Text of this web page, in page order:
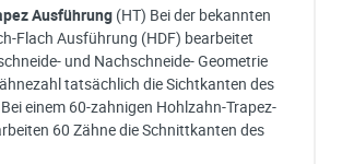
Ausführung (HT) Bei der bekannten
Flach Ausführung (HDF) bearbeitet
und Nachschneide- Geometrie
tatsächlich die Sichtkanten des
einem 60-zahnigen Hohlzahn-Trapez-
60 Zähne die Schnittkanten des